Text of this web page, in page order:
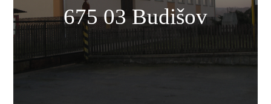
675 03 Budišov